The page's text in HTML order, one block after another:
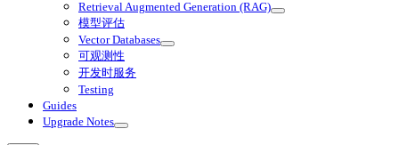
Retrieval Augmented Generation (RAG)
模型评估
Vector Databases
可观测性
开发时服务
Testing
Guides
Upgrade Notes